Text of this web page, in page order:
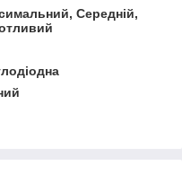
Середній,